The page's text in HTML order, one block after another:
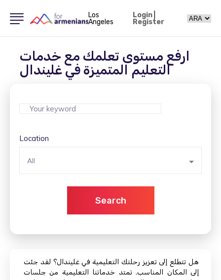
Los
Angeles
Login|
Register
ارفع مستوى تعلمك مع خدمات
التعليم المتميزة في غليندال
Location
All
Search
هل تتطلع إلى تعزيز رحلتك التعليمية في غليندال؟ لقد جئت
إلى المكان المناسب. تمتد خدماتنا التعليمية من جلسات